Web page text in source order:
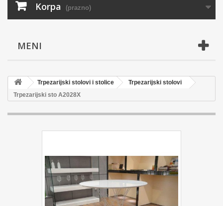
Korpa (prazno)
MENI
Trpezarijski stolovi i stolice
Trpezarijski stolovi
Trpezarijski sto A2028X